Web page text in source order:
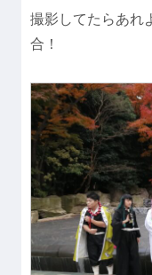
撮影してたらあれ
合！